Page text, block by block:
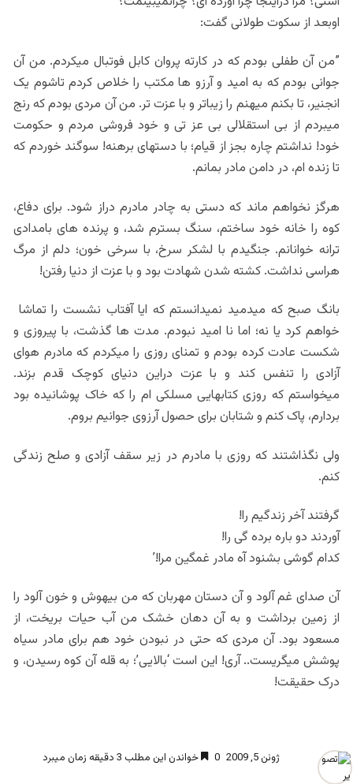
اوبعد از سکوت طولانی گفت:
”من آن طفلی بودم که در کارته پروان کابل فوتبال میکردم. من آن
جوانی بودم که به امید و آرزو ها مکتب را خلاص کردم تاشوم یک
انجنیر، تا بکنم میهنم را زیباتر و با عزت تر. من آن مردی بودم که رنج
میبردم از بی استقلالی بی عز تی و خود فروشی مردم و حکومت
خود! نداشتم چاره بجز از قیام؛ با دستهای برهنه! سوگند خوردم که
تا زنده ام، در دامن مادر بمانم.
هرگز نخواهم ماند که دستی به چادر مادرم دراز شود. برای دفاع،
کوه را خانه خود ساختم، سنگ بسترم شد، و پرنده های بامدادی
ترانه خوانانم. جنگیدم با لشکر سرخ، با سرخی خون؛ دلم از مرگ
هراسی نداشت. کشته شدن شهادت بود و با عزت از دنیا رفتن!
بانگ صبح که میدمید نمیدانستم که ایا آفتاب نشست را تماشا
خواهم کرد یا نه؛ اما نا امید نبودم. مدت ها گذشت، با پیروزی و
شکست عادت کرده بودم و تمنای روزی را میکردم که مادرم هوای
آزادی را تنفس کند و با عزت دراین دنیای کوچک قدم بزند.
میخواستم که روزی کتابهایی مسلکی ام را که خاک پوشانیده بود
بردارم، پاک کنم و شتابان برای حصول آرزوی جوانیم بروم.
ولی نگذاشتند که روزی با مادرم در زیر سقف آزادی و صلح زندگی
کنم.
گرفتند آخر زندگیم را!
آوردند دو باره برده گی را!
کدام گوشی بشنود آه مادر غمگین مرا!’
آن صدای غم آلود و آن دستان مهربان که من بیهوش و خون آلود را
از زمین برداشت و به آن دهان خشک من آب حیات بریخت، از
مسعود بود. آن مردی که حتی در نبودن خود هم برای مادر سیاه
پوشش میگریست.. آری! این است ‘بالایی’؛ به قله آن کوه رسیدن، و
درک حقیقت!
ژوئن 5, 2009 0 خواندن این مطلب 3 دقیقه زمان میبرد